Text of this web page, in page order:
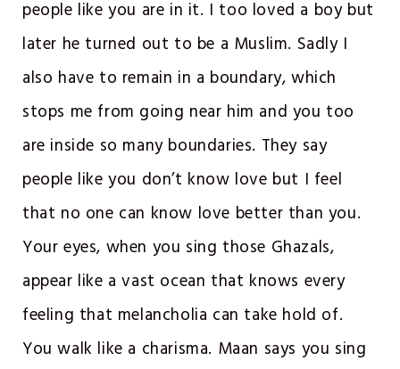
people like you are in it. I too loved a boy but
later he turned out to be a Muslim. Sadly I
also have to remain in a boundary, which
stops me from going near him and you too
are inside so many boundaries. They say
people like you don’t know love but I feel
that no one can know love better than you.
Your eyes, when you sing those Ghazals,
appear like a vast ocean that knows every
feeling that melancholia can take hold of.
You walk like a charisma. Maan says you sing